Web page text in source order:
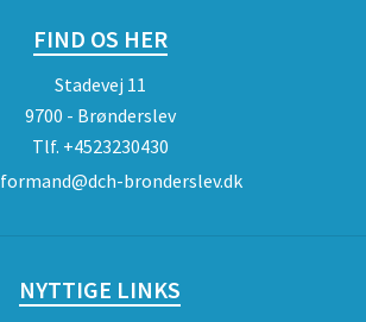
FIND OS HER
Stadevej 11
9700 - Brønderslev
Tlf. +4523230430
formand@dch-bronderslev.dk
NYTTIGE LINKS